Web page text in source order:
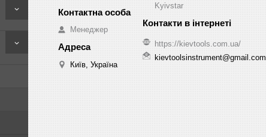
Менеджер
Київ, Україна
Kyivstar
https://kievtools.com.ua/
kievtoolsinstrument@gmail.com